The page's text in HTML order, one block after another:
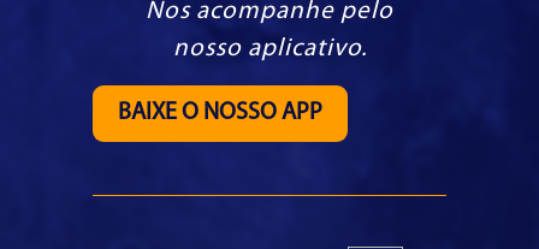
Nos acompanhe pelo
nosso aplicativo.
BAIXE O NOSSO APP